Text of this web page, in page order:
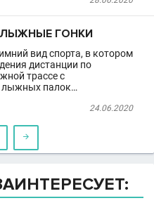
ГОНКИ
вид спорта, в котором
дистанции по
трассе с
лыжных палок…
24.06.2020
